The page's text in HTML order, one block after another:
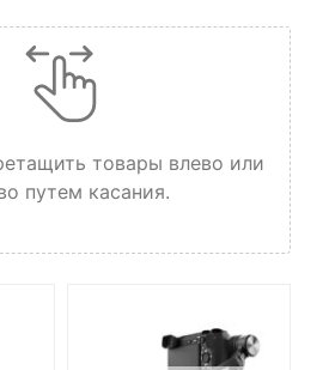
товары влево или
путем касания.